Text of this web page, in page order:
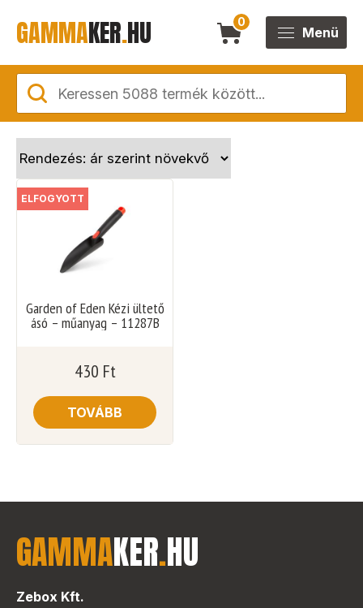
GAMMAKER.HU 0
Menü
ELFOGYOTT
Garden of Eden Kézi ültető
ásó – műanyag – 11287B
430 Ft
TOVÁBB
GAMMAKER.HU
Zebox Kft.